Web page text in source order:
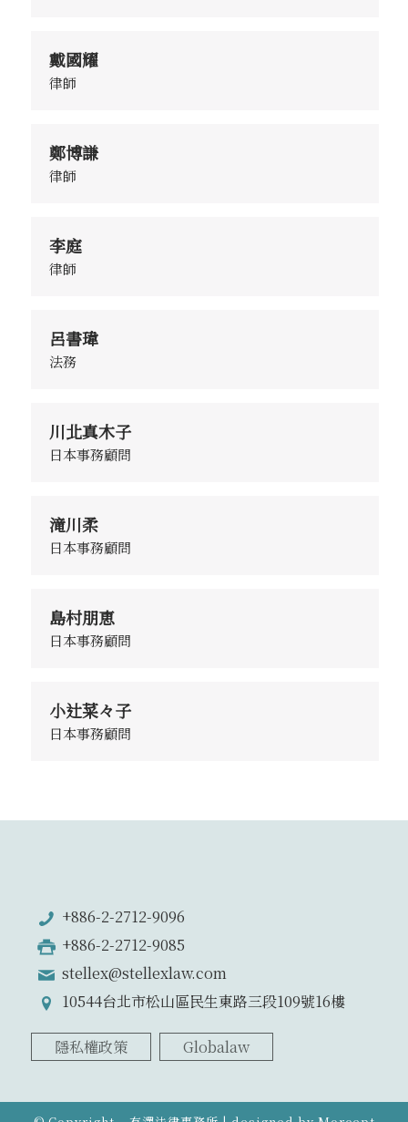
戴國耀
律師
鄭博謙
律師
李庭
律師
呂書瑋
法務
川北真木子
日本事務顧問
滝川柔
日本事務顧問
島村朋恵
日本事務顧問
小辻菜々子
日本事務顧問
+886-2-2712-9096
+886-2-2712-9085
stellex@stellexlaw.com
10544台北市松山區民生東路三段109號16樓
隱私權政策 Globalaw